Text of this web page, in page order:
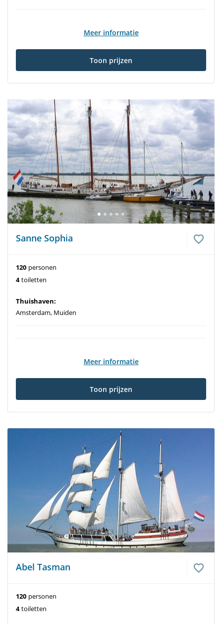
Meer informatie
Toon prijzen
Sanne Sophia
120 personen
4 toiletten
Thuishaven:
Amsterdam, Muiden
Meer informatie
Toon prijzen
Abel Tasman
120 personen
4 toiletten